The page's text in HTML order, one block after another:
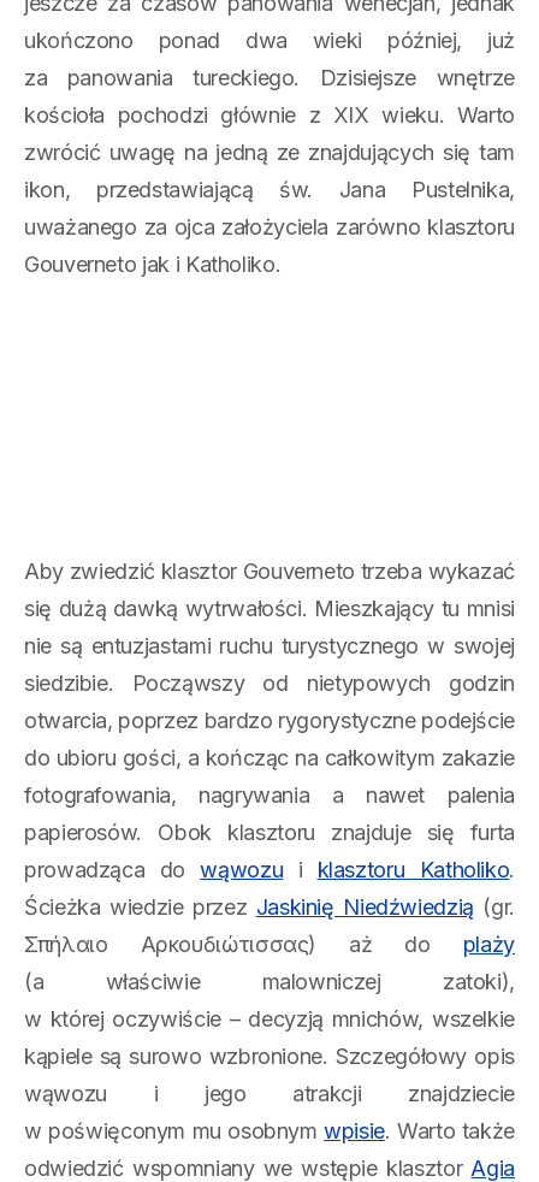
ukończono ponad dwa wieki później, już
za panowania tureckiego. Dzisiejsze wnętrze
kościoła pochodzi głównie z XIX wieku. Warto
zwrócić uwagę na jedną ze znajdujących się tam
ikon, przedstawiającą św. Jana Pustelnika,
uważanego za ojca założyciela zarówno klasztoru
Gouverneto jak i Katholiko.
Aby zwiedzić klasztor Gouverneto trzeba wykazać
się dużą dawką wytrwałości. Mieszkający tu mnisi
nie są entuzjastami ruchu turystycznego w swojej
siedzibie. Począwszy od nietypowych godzin
otwarcia, poprzez bardzo rygorystyczne podejście
do ubioru gości, a kończąc na całkowitym zakazie
fotografowania, nagrywania a nawet palenia
papierosów. Obok klasztoru znajduje się furta
prowadząca dowąwozu i klasztoru Katholiko.
Ścieżka wiedzie przez Jaskinię Niedźwiedzią (gr.
Σπήλαιο Αρκουδιώτισσας) aż do plaży
(a właściwie malowniczej zatoki),
w której oczywiście – decyzją mnichów, wszelkie
kąpiele są surowo wzbronione. Szczegółowy opis
wąwozu i jego atrakcji znajdziecie
w poświęconym mu osobnymwpisie. Warto także
odwiedzić wspomniany we wstępie klasztor Agia